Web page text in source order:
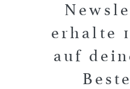
erhalte
auf